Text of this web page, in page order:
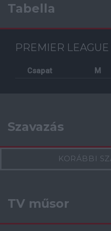
Tabella
PREMIER
Csapat M
Szavazás
KORÁBBI
TV műsor